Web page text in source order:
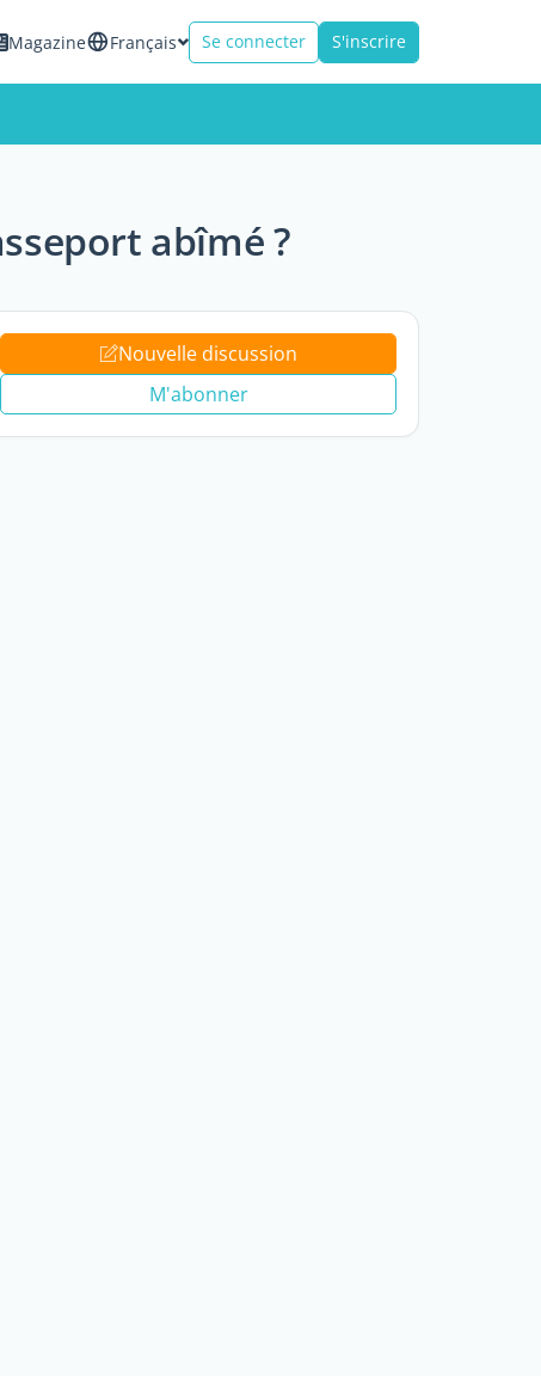
Magazine Français Se connecter S'inscrire
abîmé ?
Nouvelle discussion
M'abonner